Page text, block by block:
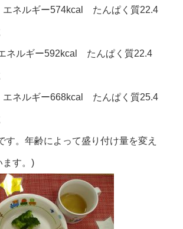
エネルギー574kcal たんぱく質22.4
エネルギー592kcal たんぱく質22.4
エネルギー668kcal たんぱく質25.4
す。年齢によって盛り付け量を変え
ます。)